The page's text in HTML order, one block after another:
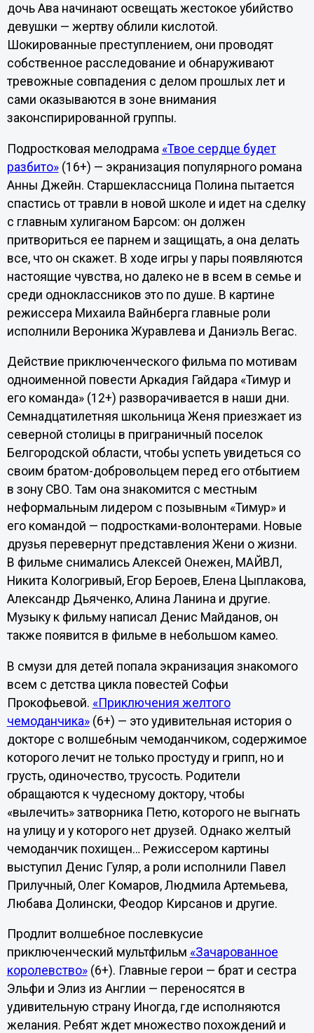
дочь Ава начинают освещать жестокое убийство
девушки — жертву облили кислотой.
Шокированные преступлением, они проводят
собственное расследование и обнаруживают
тревожные совпадения с делом прошлых лет и
сами оказываются в зоне внимания
законспирированной группы.
Подростковая мелодрама «Твое сердце будет
разбито»(16+) — экранизация популярного романа
Анны Джейн. Старшеклассница Полина пытается
спастись от травли в новой школе и идет на сделку
с главным хулиганом Барсом: он должен
притвориться ее парнем и защищать, а она делать
все, что он скажет. В ходе игры у пары появляются
настоящие чувства, но далеко не в всем в семье и
среди одноклассников это по душе. В картине
режиссера Михаила Вайнберга главные роли
исполнили Вероника Журавлева и Даниэль Вегас.
Действие приключенческого фильма по мотивам
одноименной повести Аркадия Гайдара «Тимур и
его команда» (12+) разворачивается в наши дни.
Семнадцатилетняя школьница Женя приезжает из
северной столицы в приграничный поселок
Белгородской области, чтобы успеть увидеться со
своим братом-добровольцем перед его отбытием
в зону СВО. Там она знакомится с местным
неформальным лидером с позывным «Тимур» и
его командой — подростками-волонтерами. Новые
друзья перевернут представления Жени о жизни.
В фильме снимались Алексей Онежен, МАЙВЛ,
Никита Кологривый, Егор Бероев, Елена Цыплакова,
Александр Дьяченко, Алина Ланина и другие.
Музыку к фильму написал Денис Майданов, он
также появится в фильме в небольшом камео.
В смузи для детей попала экранизация знакомого
всем с детства цикла повестей Софьи
Прокофьевой. «Приключения желтого
чемоданчика»(6+) — это удивительная история о
докторе с волшебным чемоданчиком, содержимое
которого лечит не только простуду и грипп, но и
грусть, одиночество, трусость. Родители
обращаются к чудесному доктору, чтобы
«вылечить» затворника Петю, которого не выгнать
на улицу и у которого нет друзей. Однако желтый
чемоданчик похищен… Режиссером картины
выступил Денис Гуляр, а роли исполнили Павел
Прилучный, Олег Комаров, Людмила Артемьева,
Любава Долински, Феодор Кирсанов и другие.
Продлит волшебное послевкусие
приключенческий мультфильм «Зачарованное
королевство»(6+). Главные герои — брат и сестра
Эльфи и Элиз из Англии — переносятся в
удивительную страну Иногда, где исполняются
желания. Ребят ждет множество похождений и